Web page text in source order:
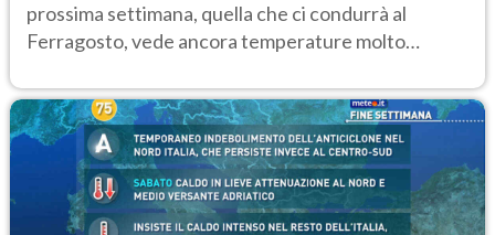
prossima settimana, quella che ci condurrà al
Ferragosto, vede ancora temperature molto